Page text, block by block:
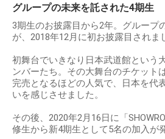
グループの未来を託された4期生
3期生のお披露目から2年。グループ
が、2018年12月に初お披露目されま
初舞台でいきなり日本武道館という
ンバーたち。その大舞台のチケット
完売となるほどの人気で、日本を代
いを感じさせました。
その後、2020年2月16日に「
修生から新4期生として5名の加入が